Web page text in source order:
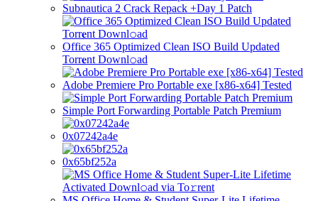
Subnautica 2 Crack Repack +Day 1 Patch
Office 365 Optimized Clean ISO Build Updated
Torr𝐞nt Downl𝚘аd
Adobe Premiere Pro Portable exe [x86-x64] Tested
Simple Port Forwarding Portable Patch Premium
0x07242a4e
0x65bf252a